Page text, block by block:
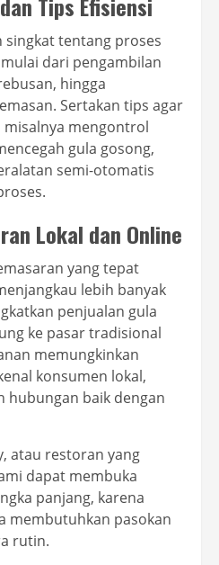
Tips Efisiensi
tentang proses
dari pengambilan
hingga
Sertakan tips agar
mengontrol
gula gosong,
semi-otomatis
Lokal dan Online
yang tepat
lebih banyak
penjualan gula
ke pasar tradisional
memungkinkan
konsumen lokal,
hubungan baik dengan
atau restoran yang
dapat membuka
panjang, karena
membutuhkan pasokan
rutin.